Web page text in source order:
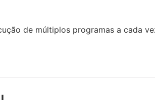
de múltiplos programas a cada